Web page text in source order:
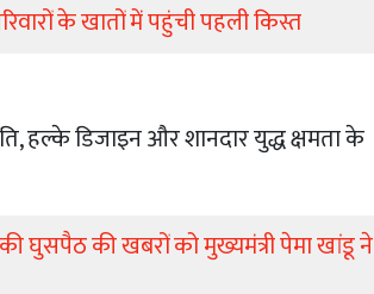
के खातों में पहुंची पहली किस्त
हल्के डिजाइन और शानदार युद्ध क्षमता के
घुसपैठ की खबरों को मुख्यमंत्री पेमा खांडू ने